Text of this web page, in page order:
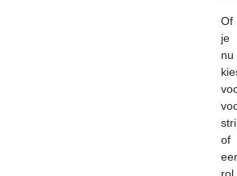
Of
je
nu
of